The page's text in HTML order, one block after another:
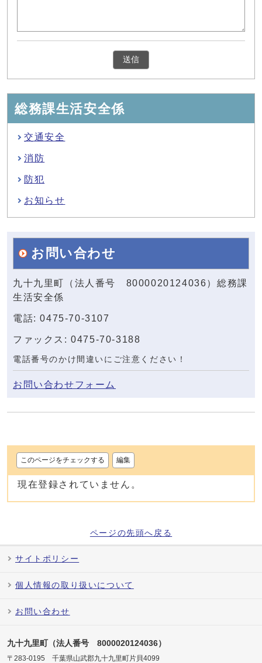
総務課生活安全係
交通安全
消防
防犯
お知らせ
お問い合わせ
九十九里町（法人番号 8000020124036）総務課
生活安全係
電話: 0475-70-3107
ファックス: 0475-70-3188
電話番号のかけ間違いにご注意ください！
お問い合わせフォーム
このページをチェックする 編集
現在登録されていません。
ページの先頭へ戻る
サイトポリシー
個人情報の取り扱いについて
お問い合わせ
九十九里町（法人番号 8000020124036）
〒283-0195 千葉県山武郡九十九里町片貝4099